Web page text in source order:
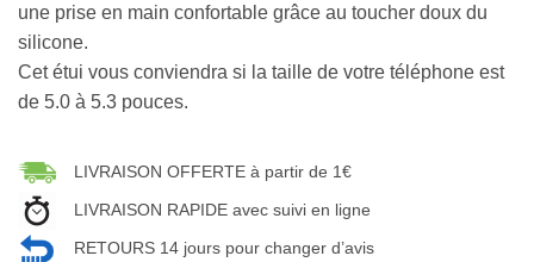
une prise en main confortable grâce au toucher doux du
silicone.
Cet étui vous conviendra si la taille de votre téléphone est
de 5.0 à 5.3 pouces.
LIVRAISON OFFERTE à partir de 1€
LIVRAISON RAPIDE avec suivi en ligne
RETOURS 14 jours pour changer d’avis